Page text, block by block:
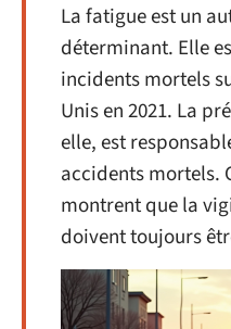
La fatigue est un
déterminant. Elle
incidents mortels
Unis en 2021. La
elle, est
accidents mortels.
montrent que la
doivent toujours